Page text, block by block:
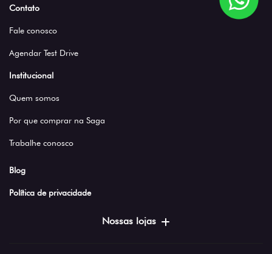
Contato
Fale conosco
Agendar Test Drive
Institucional
Quem somos
Por que comprar na Saga
Trabalhe conosco
Blog
Política de privacidade
Nossas lojas